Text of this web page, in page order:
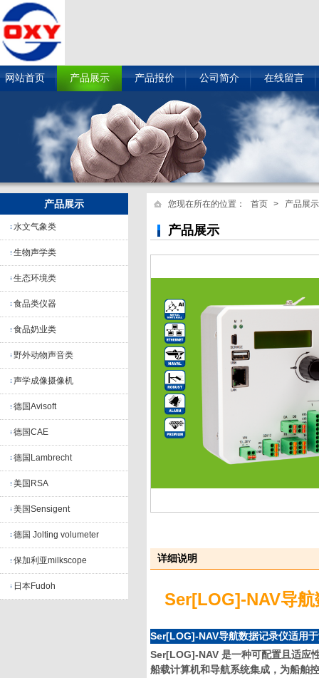
网站首页 产品展示 产品报价 公司简介 在线留言
产品展示
水文气象类
生物声学类
生态环境类
食品类仪器
食品奶业类
野外动物声音类
声学成像摄像机
德国Avisoft
德国CAE
德国Lambrecht
美国RSA
美国Sensigent
德国 Jolting volumeter
保加利亚milkscope
日本Fudoh
您现在所在的位置： 首页 > 产品展示
产品展示
详细说明
Ser[LOG]-NAV导航
Ser[LOG]-NAV导航数据记录仪适用
Ser[LOG]-NAV 是一种可配置且适应
船载计算机和导航系统集成，为船舶